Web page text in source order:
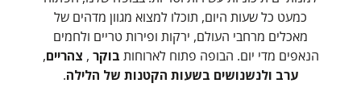
כמעט כל שעות היום, תוכלו למצוא מגוון מדהים של
מאכלים מרחבי העולם, ירקות ופירות טריים ולחמים
הנאפים מדי יום. הבופה פתוח לארוחות בוקר , צהריים,
ערב ולנשנושים בשעות הקטנות של הלילה.